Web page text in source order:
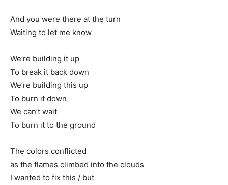
And you were there at the turn
Waiting to let me know
We’re building it up
To break it back down
We’re building this up
To burn it down
We can’t wait
To burn it to the ground
The colors conflicted
as the flames climbed into the clouds
I wanted to fix this / but